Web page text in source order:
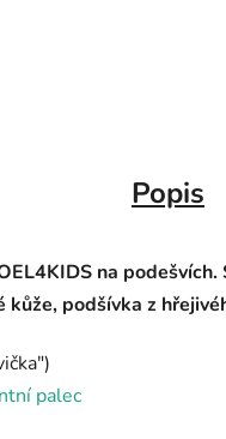
Popis
na podešvích.
podšívka z
palec